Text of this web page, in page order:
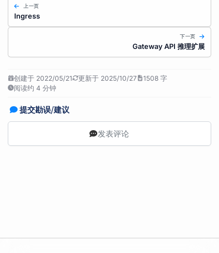
上一页
Ingress
下一页
Gateway API 推理扩展
创建于 2022/05/21 更新于 2025/10/27
1508 字
阅读约 4 分钟
提交勘误/建议
发表评论